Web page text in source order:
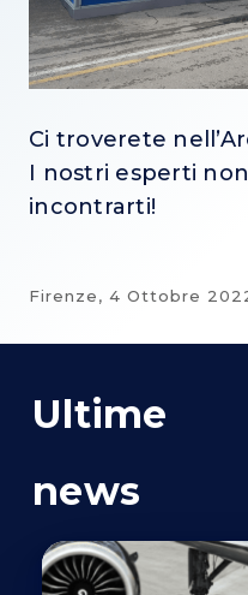
Ci troverete
I nostri esperti
incontrarti!
Firenze, 4 Ottobre
Ultime
news